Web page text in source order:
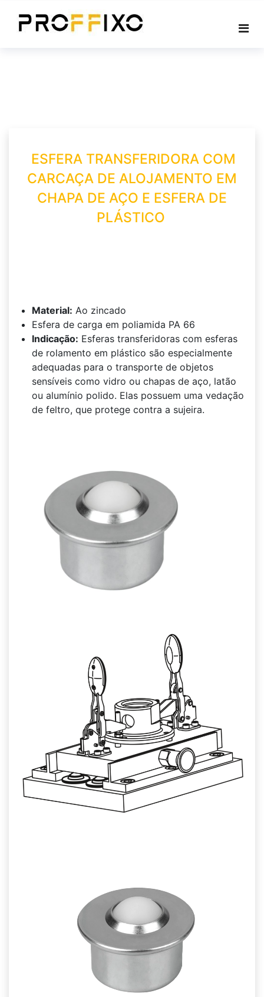
ESFERA TRANSFERIDORA COM
CARCAÇA DE ALOJAMENTO EM
CHAPA DE AÇO E ESFERA DE
PLÁSTICO
Material: Ao zincado
Esfera de carga em poliamida PA 66
Indicação: Esferas transferidoras com esferas
de rolamento em plástico são especialmente
adequadas para o transporte de objetos
sensíveis como vidro ou chapas de aço, latão
ou alumínio polido. Elas possuem uma vedação
de feltro, que protege contra a sujeira.